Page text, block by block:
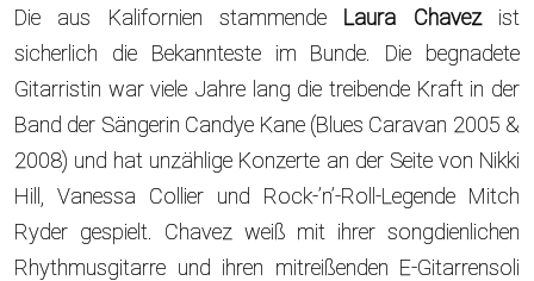
Die aus Kalifornien stammende Laura Chavezist
sicherlich die Bekannteste im Bunde. Die begnadete
Gitarristin war viele Jahre lang die treibende Kraft in der
Band der Sängerin Candye Kane (Blues Caravan 2005 &
2008) und hat unzählige Konzerte an der Seite von Nikki
Hill, Vanessa Collier und Rock-’n’-Roll-Legende Mitch
Ryder gespielt. Chavez weiß mit ihrer songdienlichen
Rhythmusgitarre und ihren mitreißenden E-Gitarrensoli